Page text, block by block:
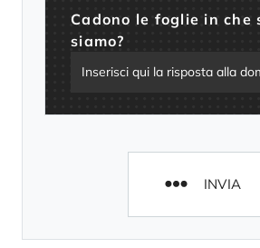
Cadono le foglie in che
siamo?
INVIA